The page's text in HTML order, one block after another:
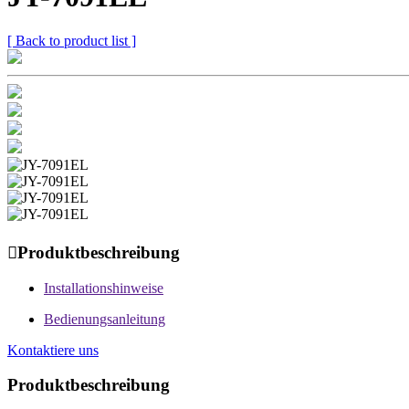
[ Back to product list ]
Produktbeschreibung
Installationshinweise
Bedienungsanleitung
Kontaktiere uns
Produktbeschreibung